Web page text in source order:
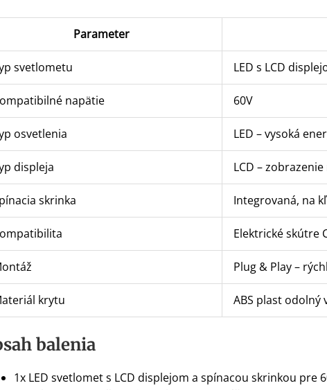
Parameter
svetlometu LED s LCD
napätie 60V
osvetlenia LED – vysoká
displeja LCD –
skrinka Integrovaná, na
Elektrické skútre
Plug & Play –
krytu ABS plast odolný
balenia
1x LED svetlomet s LCD displejom a spínacou skrinkou pre